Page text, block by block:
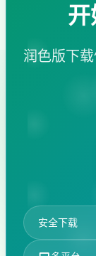
润色版下
安全下载